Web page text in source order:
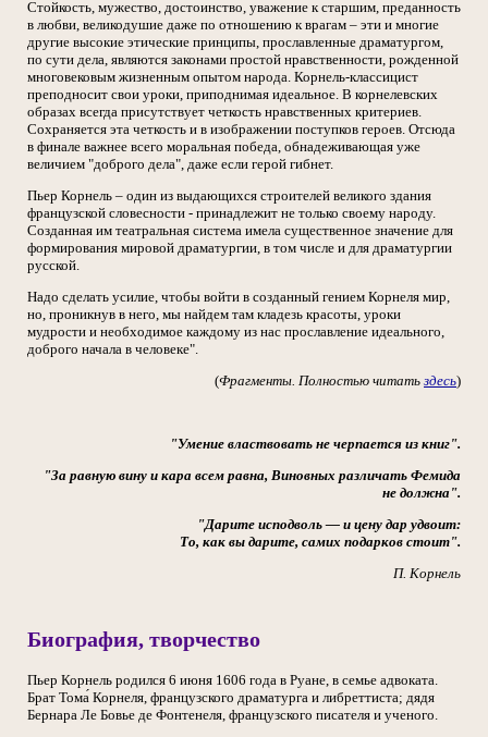
Стойкость, мужество, достоинство, уважение к старшим, преданность
в любви, великодушие даже по отношению к врагам – эти и многие
другие высокие этические принципы, прославленные драматургом,
по сути дела, являются законами простой нравственности, рожденной
многовековым жизненным опытом народа. Корнель-классицист
преподносит свои уроки, приподнимая идеальное. В корнелевских
образах всегда присутствует четкость нравственных критериев.
Сохраняется эта четкость и в изображении поступков героев. Отсюда
в финале важнее всего моральная победа, обнадеживающая уже
величием "доброго дела", даже если герой гибнет.
Пьер Корнель – один из выдающихся строителей великого здания
французской словесности - принадлежит не только своему народу.
Созданная им театральная система имела существенное значение для
формирования мировой драматургии, в том числе и для драматургии
русской.
Надо сделать усилие, чтобы войти в созданный гением Корнеля мир,
но, проникнув в него, мы найдем там кладезь красоты, уроки
мудрости и необходимое каждому из нас прославление идеального,
доброго начала в человеке".
(Фрагменты. Полностью читать здесь)
"Умение властвовать не черпается из книг".
"За равную вину и кара всем равна, Виновных различать Фемида
не должна".
"Дарите исподволь — и цену дар удвоит:
То, как вы дарите, самих подарков стоит".
П. Корнель
Биография, творчество
Пьер Корнель родился 6 июня 1606 года в Руане, в семье адвоката.
Брат Тома́ Корнеля, французского драматурга и либреттиста; дядя
Бернара Ле Бовье де Фонтенеля, французского писателя и ученого.